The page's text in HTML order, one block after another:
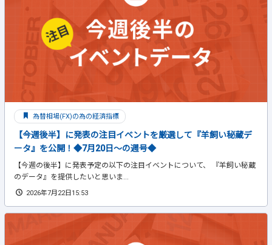
為替相場(FX)の為の経済指標
【今週後半】に発表の注目イベントを厳選して『羊飼い秘蔵デ
ータ』を公開！◆7月20日～の週号◆
【今週の後半】に発表予定の以下の注目イベントについて、 『羊飼い秘蔵
のデータ』を提供したいと思いま...
2026年7月22日15:53